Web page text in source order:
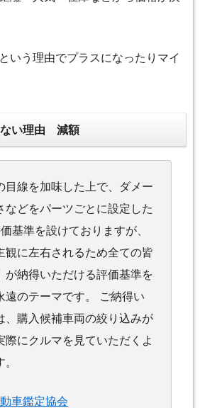
いう理由でプラスになったりマイ
ない理由 減額
目線を加味した上で、ダメー
などをパーツごとに設定した
基準を設けておりますが、
観に左右されるため全ての皆
が納得いただける評価基準を
遠のテーマです。 ご納得い
、購入候補車両の絞り込みが
際にクルマを見ていただくよ
車鑑定協会